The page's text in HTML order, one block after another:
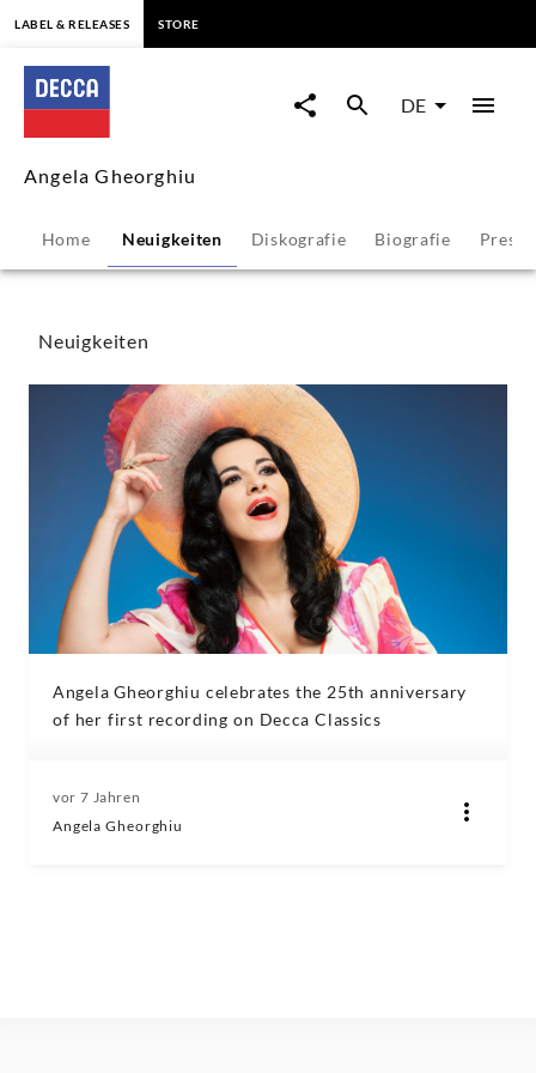
Angela
Gheorghiu
Neuigkeiten
|
Decca
Classics
LABEL & RELEASES STORE
DE
Angela Gheorghiu
Home Neuigkeiten Diskografie Biografie
Neuigkeiten
Angela Gheorghiu celebrates the 25th anniversary
of her first recording on Decca Classics
vor 7 Jahren
Angela Gheorghiu